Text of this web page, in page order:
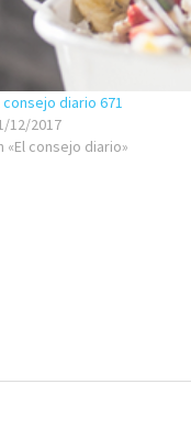
consejo diario 671
12/2017
«El consejo diario»